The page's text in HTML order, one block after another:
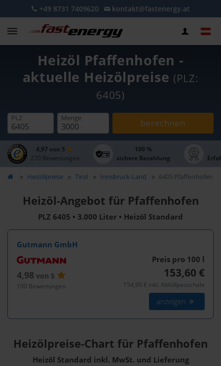
+49 8731 7409620 kontakt@fastenergy.at
Heizöl Pfaffenhofen -
aktuelle Heizölpreise (PLZ:
6405)
PLZ Menge berechnen
4,97 von 5
270 Bewertungen
100 %
sichere Bezahlung
Heizölpreise Tirol Innsbruck-Land 6405 Pfaffenhofen
Heizöl-Angebot für Pfaffenhofen
PLZ 6405 • 3.000 Liter • Heizöl Standard
Gutmann GmbH
4,98 von 5
100 Bewertungen
Preis pro 100 l
153,60 €
154,90 € inkl. Abfüllpauschale
anzeigen
Heizölpreise-Chart für Pfaffenhofen
Heizöl Standard inkl. MwSt. und Lieferung